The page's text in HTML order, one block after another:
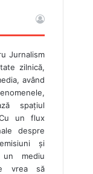
Jurnalism
zilnică,
având
spațiul
un flux
despre
și
mediu
vrea să